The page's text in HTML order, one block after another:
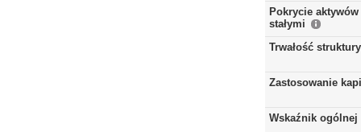
Pokrycie aktywów
stałymi
Trwałość
Zastosowanie
Wskaźnik